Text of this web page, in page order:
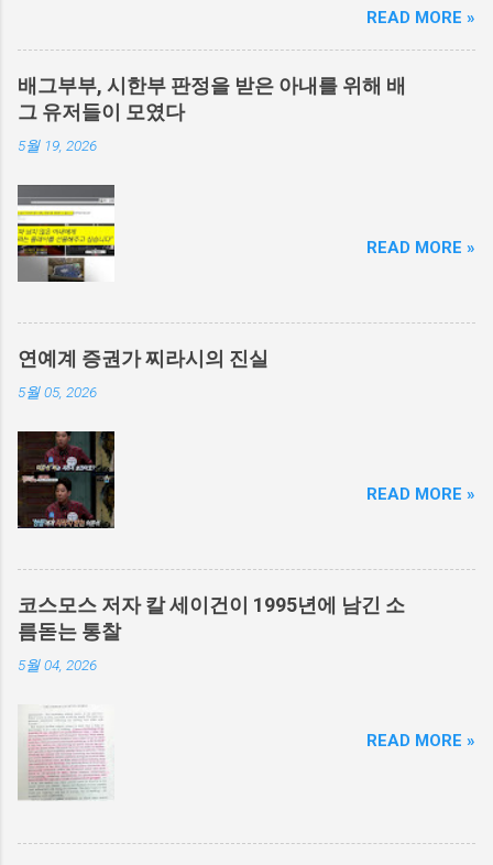
READ MORE »
배그부부, 시한부 판정을 받은 아내를 위해 배
그 유저들이 모였다
5월 19, 2026
READ MORE »
연예계 증권가 찌라시의 진실
5월 05, 2026
READ MORE »
코스모스 저자 칼 세이건이 1995년에 남긴 소
름돋는 통찰
5월 04, 2026
READ MORE »